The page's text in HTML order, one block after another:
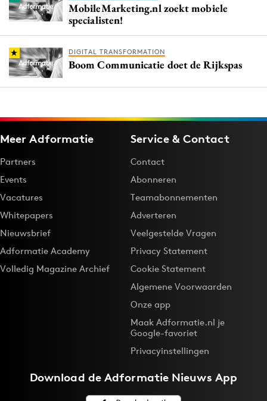
MobileMarketing.nl zoekt mobiele
specialisten!
DIGITAL TRANSFORMATION
Boom Communicatie doet de Rijkspas
Meer Adformatie
Partners
Events
Vacatures
Whitepapers
Nieuwsbrief
Adformatie Academy
Volledig Magazine Archief
Service & Contact
Contact
Abonneren
Teamabonnementen
Adverteren
Veelgestelde Vragen
Privacy Statement
Cookie Statement
Algemene Voorwaarden
Onze app
Maak Adformatie.nl je
Google-favoriet
Privacyinstellingen
Download deAdformatie Nieuws App